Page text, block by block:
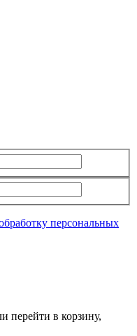
персональных
перейти в корзину,